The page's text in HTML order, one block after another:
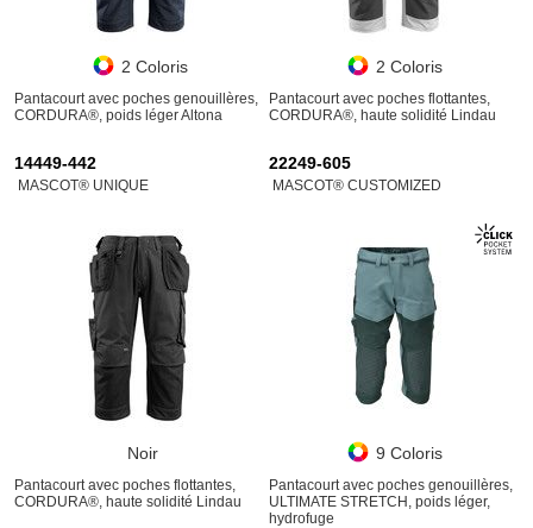
2 Coloris
Pantacourt avec poches genouillères,
CORDURA®, poids léger Altona
2 Coloris
Pantacourt avec poches flottantes,
CORDURA®, haute solidité Lindau
14449-442
MASCOT® UNIQUE
Noir
Pantacourt avec poches flottantes,
CORDURA®, haute solidité Lindau
22249-605
MASCOT® CUSTOMIZED
9 Coloris
Pantacourt avec poches genouillères,
ULTIMATE STRETCH, poids léger,
hydrofuge